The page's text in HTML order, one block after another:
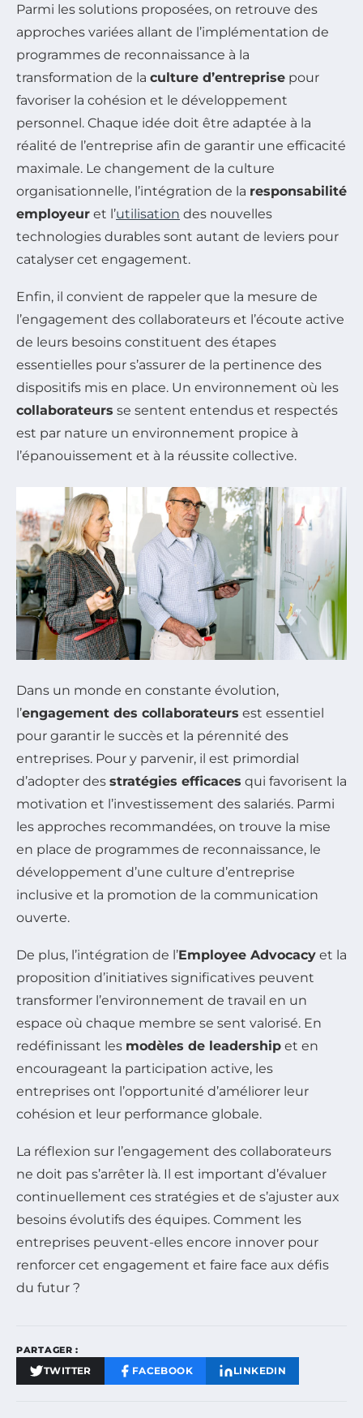
Parmi les solutions proposées, on retrouve des
approches variées allant de l’implémentation de
programmes de reconnaissance à la
transformation de la culture d’entreprise pour
favoriser la cohésion et le développement
personnel. Chaque idée doit être adaptée à la
réalité de l’entreprise afin de garantir une efficacité
maximale. Le changement de la culture
organisationnelle, l’intégration de la responsabilité
employeur et l’utilisation des nouvelles
technologies durables sont autant de leviers pour
catalyser cet engagement.
Enfin, il convient de rappeler que la mesure de
l’engagement des collaborateurs et l’écoute active
de leurs besoins constituent des étapes
essentielles pour s’assurer de la pertinence des
dispositifs mis en place. Un environnement où les
collaborateurs se sentent entendus et respectés
est par nature un environnement propice à
l’épanouissement et à la réussite collective.
Dans un monde en constante évolution,
l’engagement des collaborateurs est essentiel
pour garantir le succès et la pérennité des
entreprises. Pour y parvenir, il est primordial
d’adopter des stratégies efficaces qui favorisent la
motivation et l’investissement des salariés. Parmi
les approches recommandées, on trouve la mise
en place de programmes de reconnaissance, le
développement d’une culture d’entreprise
inclusive et la promotion de la communication
ouverte.
De plus, l’intégration de l’Employee Advocacy et la
proposition d’initiatives significatives peuvent
transformer l’environnement de travail en un
espace où chaque membre se sent valorisé. En
redéfinissant les modèles de leadership et en
encourageant la participation active, les
entreprises ont l’opportunité d’améliorer leur
cohésion et leur performance globale.
La réflexion sur l’engagement des collaborateurs
ne doit pas s’arrêter là. Il est important d’évaluer
continuellement ces stratégies et de s’ajuster aux
besoins évolutifs des équipes. Comment les
entreprises peuvent-elles encore innover pour
renforcer cet engagement et faire face aux défis
du futur ?
PARTAGER :
TWITTER FACEBOOK LINKEDIN